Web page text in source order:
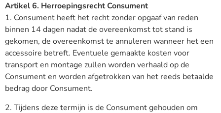
Artikel 6. Herroepingsrecht Consument
1. Consument heeft het recht zonder opgaaf van reden
binnen 14 dagen nadat de overeenkomst tot stand is
gekomen, de overeenkomst te annuleren wanneer het een
accessoire betreft. Eventuele gemaakte kosten voor
transport en montage zullen worden verhaald op de
Consument en worden afgetrokken van het reeds betaalde
bedrag door Consument.
2. Tijdens deze termijn is de Consument gehouden om